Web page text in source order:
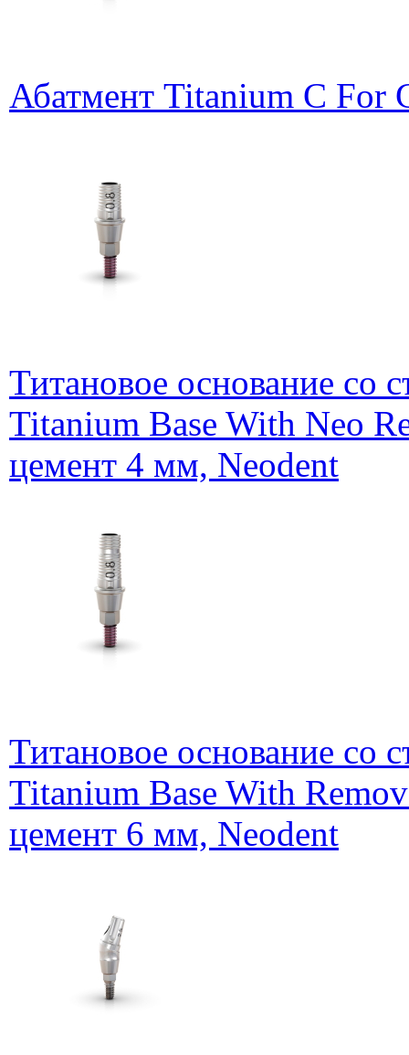
Абатмент Titanium C For
Титановое основание со
Titanium Base With Neo
цемент 4 мм, Neodent
Титановое основание со
Titanium Base With
цемент 6 мм, Neodent